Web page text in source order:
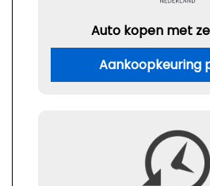
Auto kopen met
Aankoopkeuring